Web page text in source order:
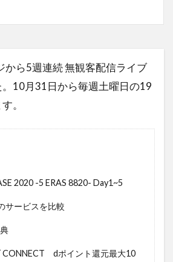
から5週連続 無観客配信ライブ
10月31日から毎週土曜日の19
。
2020 -5 ERAS 8820- Day1~5
サービスを比較
CONNECT dポイント還元最大10